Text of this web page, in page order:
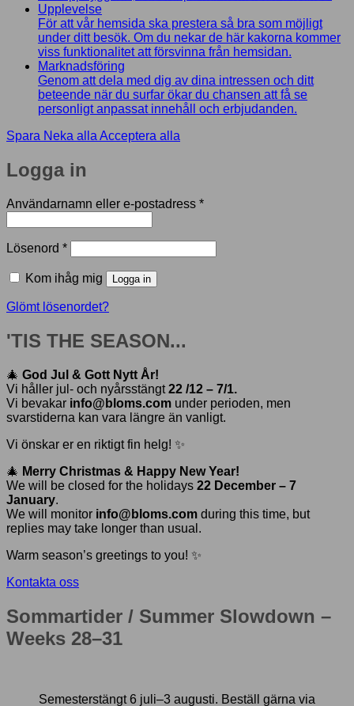
Upplevelse
För att vår hemsida ska prestera så bra som möjligt
under ditt besök. Om du nekar de här kakorna kommer
viss funktionalitet att försvinna från hemsidan.
Marknadsföring
Genom att dela med dig av dina intressen och ditt
beteende när du surfar ökar du chansen att få se
personligt anpassat innehåll och erbjudanden.
Spara Neka allaAcceptera alla
Logga in
Användarnamn eller e-postadress *Obligatoriskt
Lösenord *Obligatoriskt
Kom ihåg mig Logga in
Glömt lösenordet?
'TIS THE SEASON...
🎄 God Jul & Gott Nytt År!
Vi håller jul- och nyårsstängt22 /12 – 7/1.
Vi bevakar info@bloms.com under perioden, men
svarstiderna kan vara längre än vanligt.
Vi önskar er en riktigt fin helg! ✨
🎄 Merry Christmas & Happy New Year!
We will be closed for the holidays 22 December – 7
January.
We will monitor info@bloms.com during this time, but
replies may take longer than usual.
Warm season’s greetings to you! ✨
Kontakta oss
Sommartider / Summer Slowdown –
Weeks 28–31
Semesterstängt 6 juli–3 augusti. Beställ gärna via